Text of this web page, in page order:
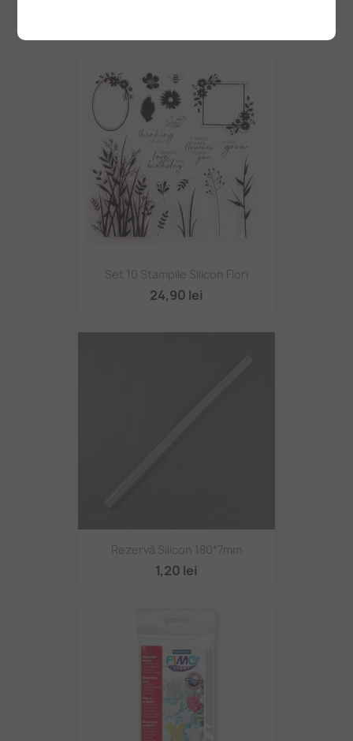
Set 10 Ștampile Silicon Flori
24,90 lei
Rezervă Silicon 180*7mm
1,20 lei